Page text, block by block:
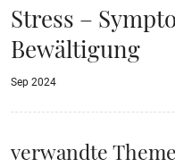
Stress –
Bewältigung
Sep 2024
verwandte